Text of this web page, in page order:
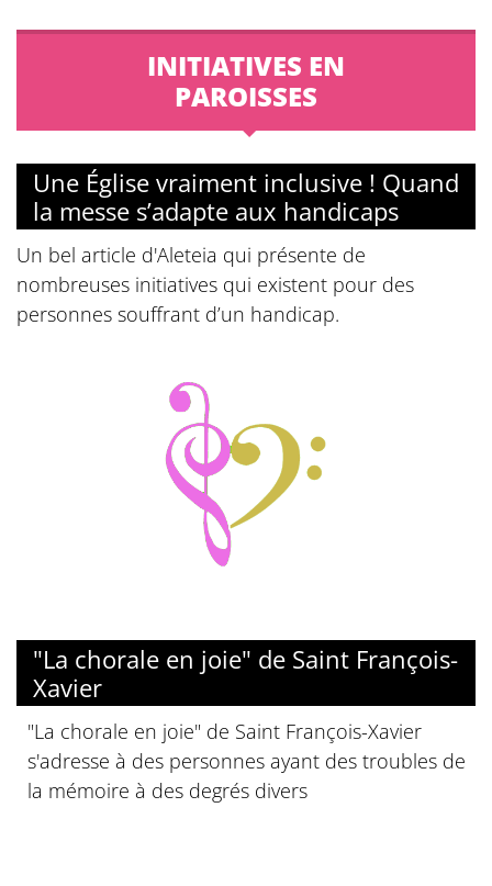
INITIATIVES EN
PAROISSES
Une Église vraiment inclusive ! Quand
la messe s’adapte aux handicaps
Un bel article d'Aleteia qui présente de
nombreuses initiatives qui existent pour des
personnes souffrant d’un handicap.
"La chorale en joie" de Saint François-
Xavier
"La chorale en joie" de Saint François-Xavier
s'adresse à des personnes ayant des troubles de
la mémoire à des degrés divers